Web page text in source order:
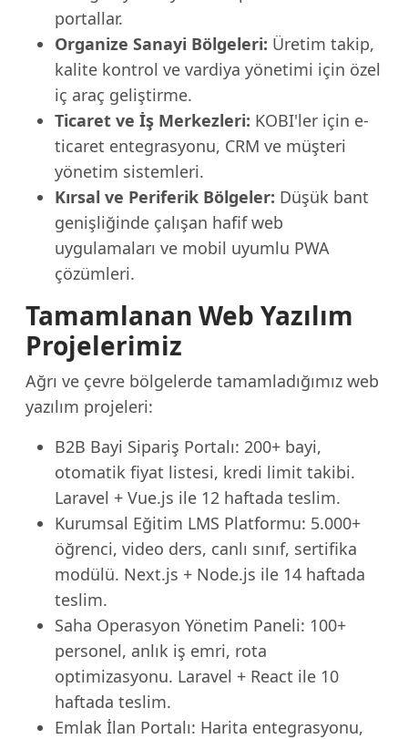
portallar.
Organize Sanayi Bölgeleri: Üretim takip,
kalite kontrol ve vardiya yönetimi için özel
iç araç geliştirme.
Ticaret ve İş Merkezleri: KOBI'ler için e-
ticaret entegrasyonu, CRM ve müşteri
yönetim sistemleri.
Kırsal ve Periferik Bölgeler: Düşük bant
genişliğinde çalışan hafif web
uygulamaları ve mobil uyumlu PWA
çözümleri.
Tamamlanan Web Yazılım
Projelerimiz
Ağrı ve çevre bölgelerde tamamladığımız web
yazılım projeleri:
B2B Bayi Sipariş Portalı: 200+ bayi,
otomatik fiyat listesi, kredi limit takibi.
Laravel + Vue.js ile 12 haftada teslim.
Kurumsal Eğitim LMS Platformu: 5.000+
öğrenci, video ders, canlı sınıf, sertifika
modülü. Next.js + Node.js ile 14 haftada
teslim.
Saha Operasyon Yönetim Paneli: 100+
personel, anlık iş emri, rota
optimizasyonu. Laravel + React ile 10
haftada teslim.
Emlak İlan Portalı: Harita entegrasyonu,